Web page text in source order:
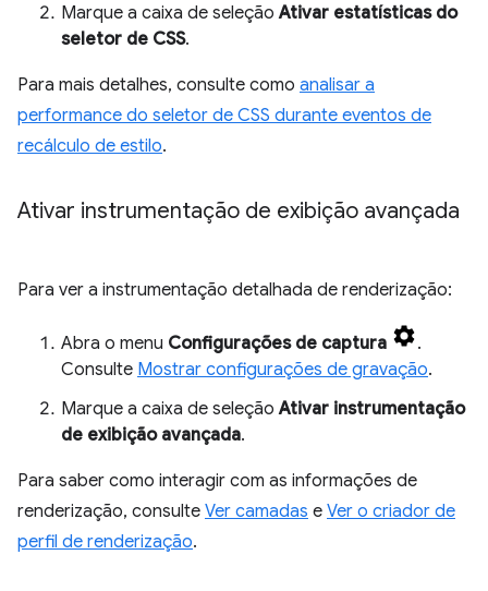
Marque a caixa de seleçãoAtivar estatísticas do
seletor de CSS.
Para mais detalhes, consulte como analisar a
performance do seletor de CSS durante eventos de
recálculo de estilo.
Ativar instrumentação de exibição avançada
Para ver a instrumentação detalhada de renderização:
Abra o menu Configurações de captura
.
Consulte Mostrar configurações de gravação.
Marque a caixa de seleçãoAtivar instrumentação
de exibição avançada.
Para saber como interagir com as informações de
renderização, consulte Ver camadas e Ver o criador de
perfil de renderização.